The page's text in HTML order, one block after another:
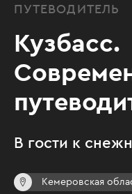
ПУТЕВОДИТЕЛЬ
Кузбасс.
В гости к
Кемеровская